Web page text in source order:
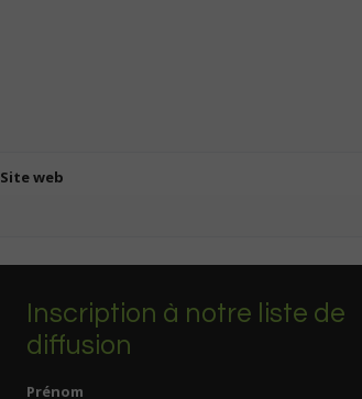
Site web
Inscription à notre liste de
diffusion
Prénom